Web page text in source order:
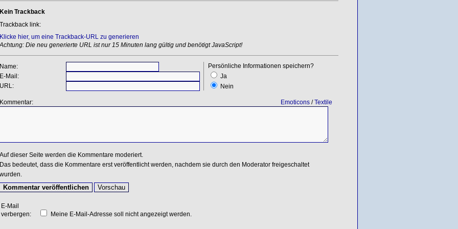
Trackback
link:
hier, um eine Trackback-URL zu generieren
Die neu generierte URL ist nur 15 Minuten lang gültig und benötigt JavaScript!
Persönliche Informationen speichern?
Ja
Nein
Mail:
Emoticons/Textile
dieser Seite werden die Kommentare moderiert.
bedeutet, dass die Kommentare erst veröffentlicht werden, nachdem sie durch den Moderator freigeschaltet
E-Mail
verbergen:
Meine E-Mail-Adresse soll nicht angezeigt werden.